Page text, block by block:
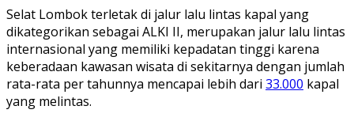
Selat Lombok terletak di jalur lalu lintas kapal yang
dikategorikan sebagai ALKI II, merupakan jalur lalu lintas
internasional yang memiliki kepadatan tinggi karena
keberadaan kawasan wisata di sekitarnya dengan jumlah
rata-rata per tahunnya mencapai lebih dari 33.000 kapal
yang melintas.